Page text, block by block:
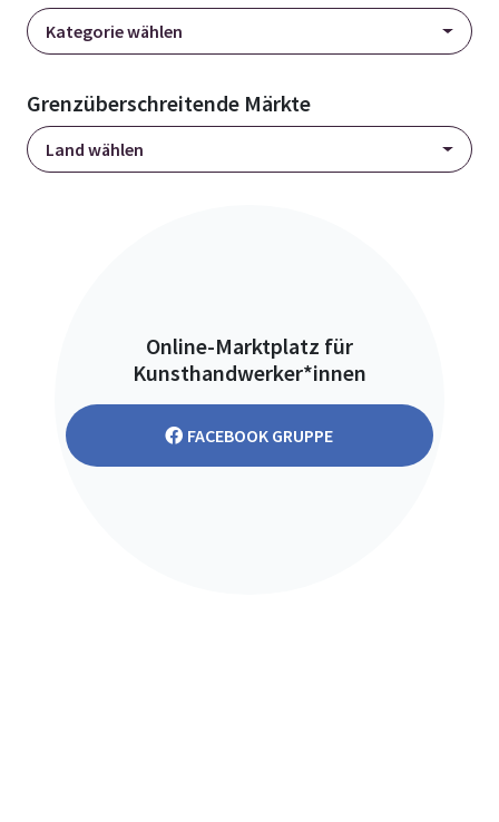
Kategorie wählen
Grenzüberschreitende Märkte
Land wählen
Online-Marktplatz für
Kunsthandwerker*innen
FACEBOOK GRUPPE